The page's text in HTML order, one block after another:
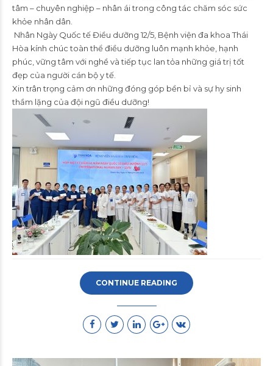
tâm – chuyên nghiệp – nhân ái trong công tác chăm sóc sức
khỏe nhân dân.
Nhân Ngày Quốc tế Điều dưỡng 12/5, Bệnh viện đa khoa Thái
Hòa kính chúc toàn thể điều dưỡng luôn mạnh khỏe, hạnh
phúc, vững tâm với nghề và tiếp tục lan tỏa những giá trị tốt
đẹp của người cán bộ y tế.
Xin trân trọng cảm ơn những đóng góp bền bỉ và sự hy sinh
thầm lặng của đội ngũ điều dưỡng!
CONTINUE READING